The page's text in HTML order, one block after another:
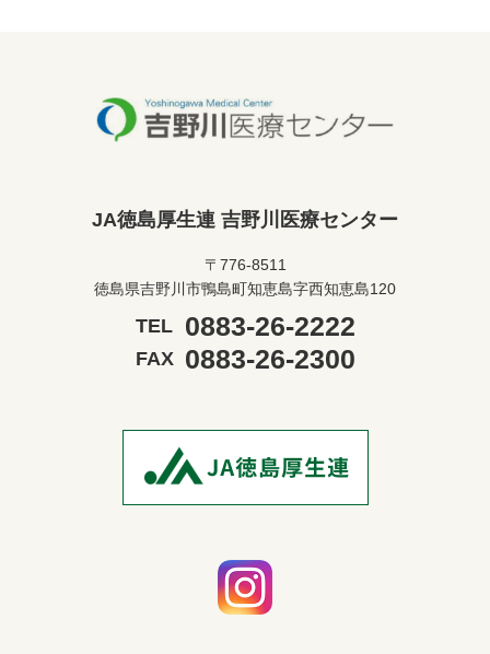
JA徳島厚生連 吉野川医療センター
〒776-8511
徳島県吉野川市鴨島町知恵島字西知恵島120
TEL 0883-26-2222
FAX 0883-26-2300